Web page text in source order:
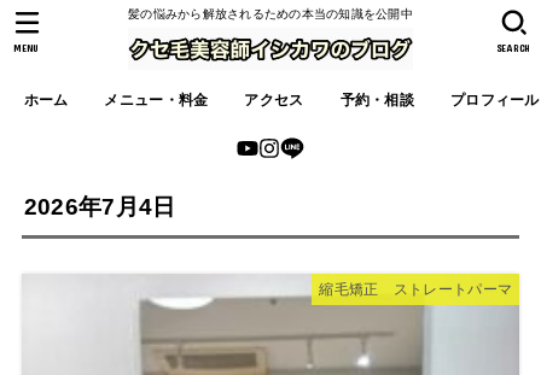
髪の悩みから解放されるための本当の知識を公開中
ホーム メニュー・料金 アクセス 予約・相談 プロフィール
SEARCH
MENU
2026年7月4日
縮毛矯正 ストレートパーマ